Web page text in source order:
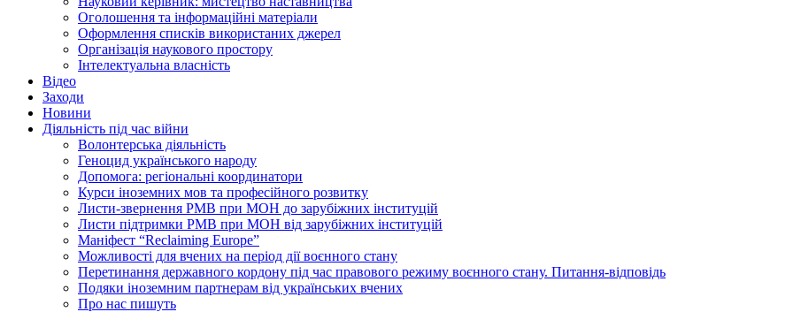
Оголошення та інформаційні матеріали
Оформлення списків використаних джерел
Організація наукового простору
Інтелектуальна власність
Відео
Заходи
Новини
Діяльність під час війни
Волонтерська діяльність
Геноцид українського народу
Допомога: регіональні координатори
Курси іноземних мов та професійного розвитку
Листи-звернення РМВ при МОН до зарубіжних інституцій
Листи підтримки РМВ при МОН від зарубіжних інституцій
Маніфест “Reclaiming Europe”
Можливості для вчених на період дії воєнного стану
Перетинання державного кордону під час правового режиму воєнного стану. Питання-відповідь
Подяки іноземним партнерам від українських вчених
Про нас пишуть